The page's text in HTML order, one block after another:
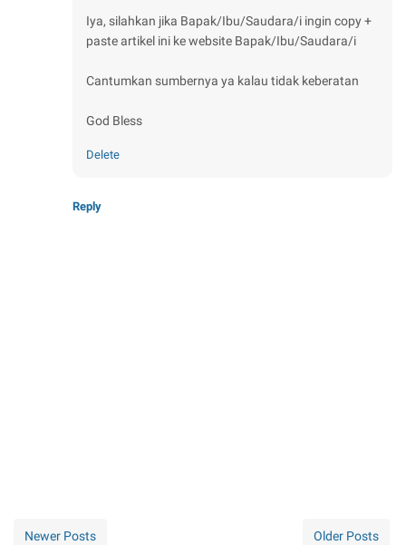
Iya, silahkan jika Bapak/Ibu/Saudara/i ingin copy +
paste artikel ini ke website Bapak/Ibu/Saudara/i
Cantumkan sumbernya ya kalau tidak keberatan
God Bless
Delete
Reply
Newer Posts Older Posts